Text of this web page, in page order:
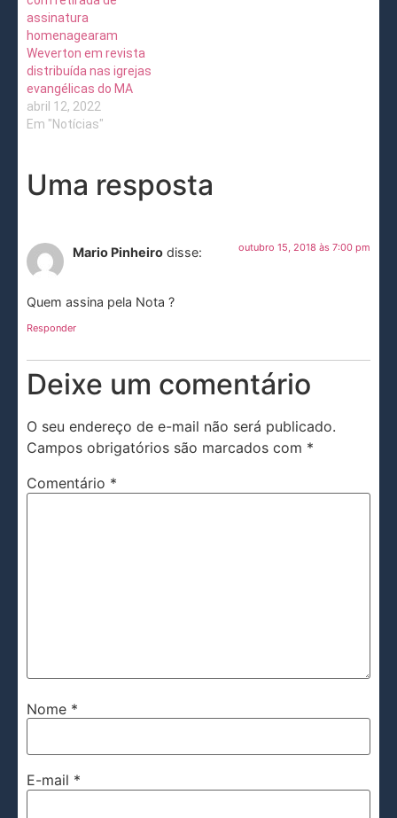
assinatura
homenagearam
Weverton em revista
distribuída nas igrejas
evangélicas do MA
abril 12, 2022
Em "Notícias"
Uma resposta
Mario Pinheiro disse: outubro 15, 2018 às 7:00 pm
Quem assina pela Nota ?
Responder
Deixe um comentário
O seu endereço de e-mail não será publicado.
Campos obrigatórios são marcados com *
Comentário *
Nome *
E-mail *